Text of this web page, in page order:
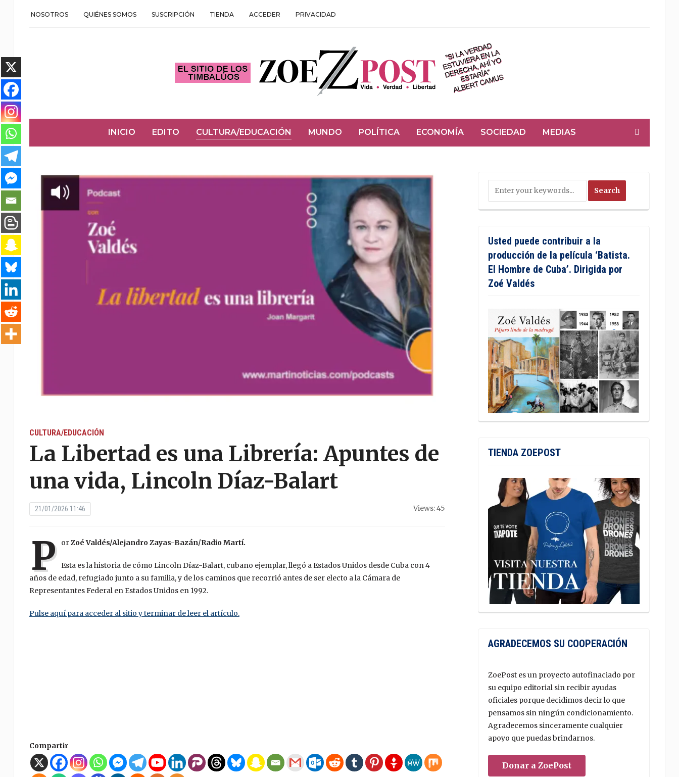
NOSOTROS QUIÉNES SOMOS SUSCRIPCIÓN TIENDA ACCEDER PRIVACIDAD
INICIO EDITO CULTURA/EDUCACIÓN MUNDO POLÍTICA ECONOMÍA SOCIEDAD MEDIAS
CULTURA/EDUCACIÓN
La Libertad es una Librería: Apuntes de
una vida, Lincoln Díaz-Balart
21/01/2026 11:46 Views: 45
P orZoé Valdés/Alejandro Zayas-Bazán/Radio Martí.
Esta es la historia de cómo Lincoln Díaz-Balart, cubano ejemplar, llegó a Estados Unidos desde Cuba con 4
años de edad, refugiado junto a su familia, y de los caminos que recorrió antes de ser electo a la Cámara de
Representantes Federal en Estados Unidos en 1992.
Pulse aquí para acceder al sitio y terminar de leer el artículo.
Compartir
Usted puede contribuir a la
producción de la película ‘Batista.
El Hombre de Cuba’. Dirigida por
Zoé Valdés
TIENDA ZOEPOST
AGRADECEMOS SU COOPERACIÓN
ZoePost es un proyecto autofinaciado por
su equipo editorial sin recibir ayudas
oficiales porque decidimos decir lo que
pensamos sin ningún condicionamiento.
Agradecemos sinceramente cualquier
apoyo que puedas brindarnos.
Donar a ZoePost